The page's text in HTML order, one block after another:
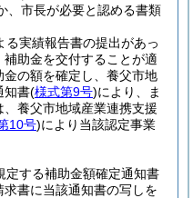
、市長が必要と認める書類
る実績報告書の提出があっ
助金を交付することが適
の額を確定し、養父市地
知書(様式第9号)により、ま
養父市地域産業連携支援
10号)により当該認定事業
定する補助金額確定通知書
書に当該通知書の写しを